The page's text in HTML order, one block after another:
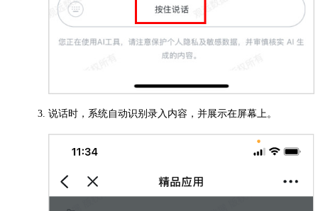
说话时，系统自动识别录入内容，并展示在屏幕上。